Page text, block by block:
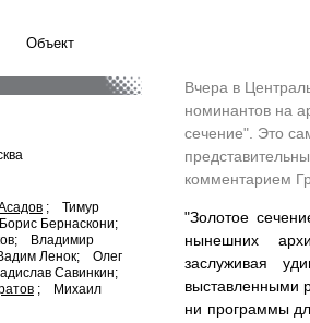
Объект
; Тимур
Бернаскони;
Владимир
Ленок; Олег
Савинкин;
; Михаил
Вчера в
номинантов на
сечение". Это
комментарием
"Золотое
нынешних
заслуживая
выставленными
ни программы